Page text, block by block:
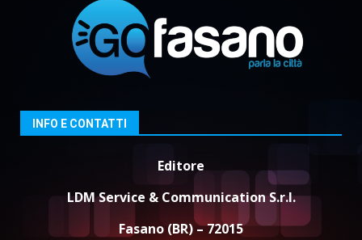
Banda”
7 Agosto 2026 06:05
4
US Fasano, Scianaro: “Profonda
Fasanese ferito a colpi di arma
da fuoco
INFO E CONTATTI
Editore
LDM Service & Communication S.r.l.
Fasano (BR) – 72015